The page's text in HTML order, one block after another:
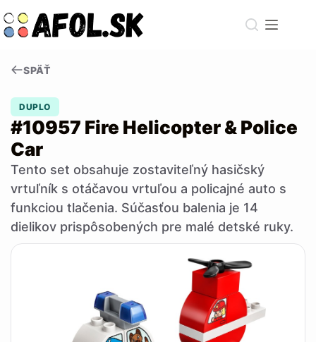
to
content
SPÄŤ
DUPLO
#10957 Fire Helicopter & Police
Car
Tento set obsahuje zostaviteľný hasičský
vrtuľník s otáčavou vrtuľou a policajné auto s
funkciou tlačenia. Súčasťou balenia je 14
dielikov prispôsobených pre malé detské ruky.